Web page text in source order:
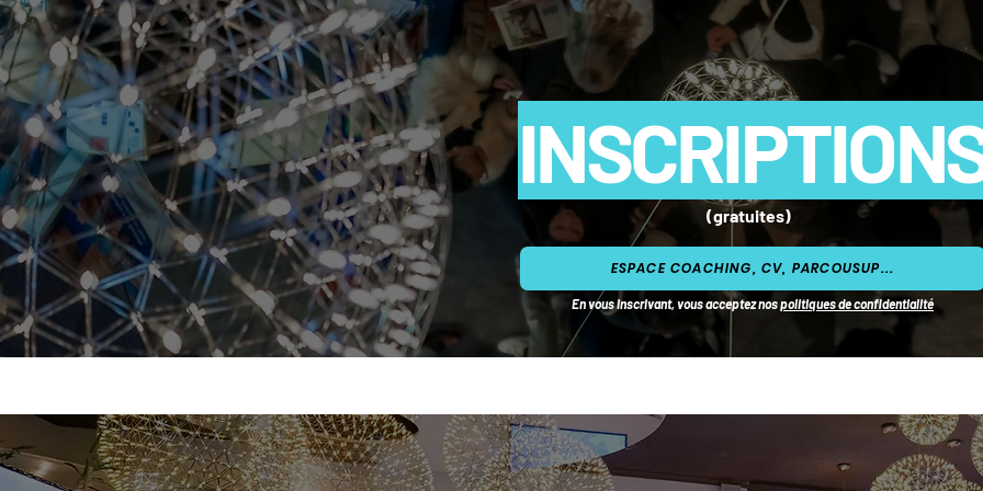
(gratuites)
ESPACE COACHING, CV, PARCOUSUP...
En vous inscrivant, vous acceptez nospolitiques de confidentialité